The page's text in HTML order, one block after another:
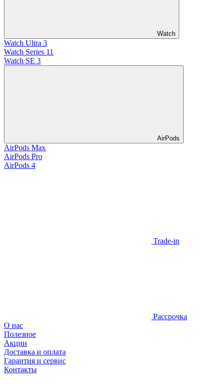
Watch
Watch Ultra 3
Watch Series 11
Watch SE 3
AirPods
AirPods Max
AirPods Pro
AirPods 4
Trade-in
Рассрочка
О нас
Полезное
Акции
Доставка и оплата
Гарантия и сервис
Контакты